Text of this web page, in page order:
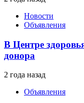
Новости
Объявления
В Центре
донора
2 года назад
Объявления